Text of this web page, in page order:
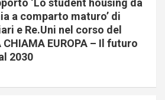
a comparto maturo’ di
e Re.Uni nel corso del
EUROPA – Il futuro
2030